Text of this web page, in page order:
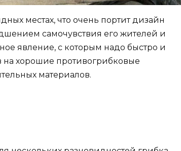
местах, что очень портит дизайн
самочувствия его жителей и
явление, с которым надо быстро и
на хорошие противогрибковые
материалов.